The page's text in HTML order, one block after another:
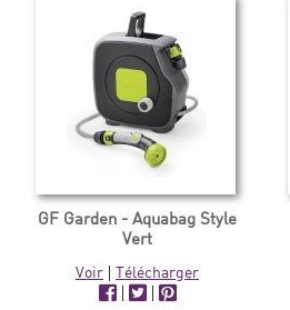
GF Garden - Aquabag Style
Vert
Voir |Télécharger
|
|